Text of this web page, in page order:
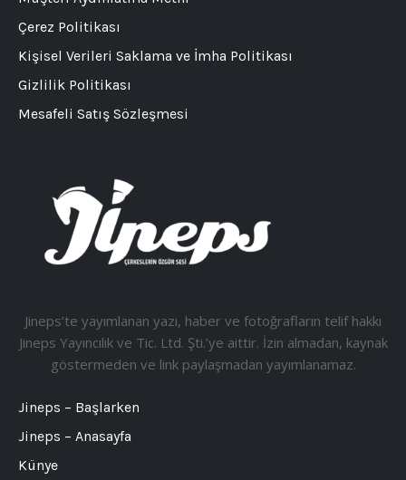
Jineps’te yayımlanan yazı, haber ve fotoğrafların telif hakkı
Jineps Yayıncılık ve Tic. Ltd. Şti.’ye aittir. İzin almadan, kaynak
göstermeden ve link paylaşmadan yayımlanamaz.
Jineps – Başlarken
Jineps – Anasayfa
Künye
Çerez Politikası
Kişisel Verileri Saklama ve İmha Politikası
Gizlilik Politikası
Mesafeli Satış Sözleşmesi